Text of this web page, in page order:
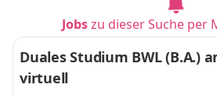
Jobszu dieser Suche per
Duales Studium BWL (B.A.)
virtuell